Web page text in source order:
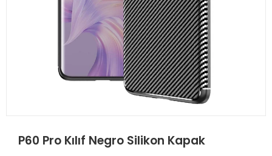
P60 Pro Kılıf Negro Silikon Kapak